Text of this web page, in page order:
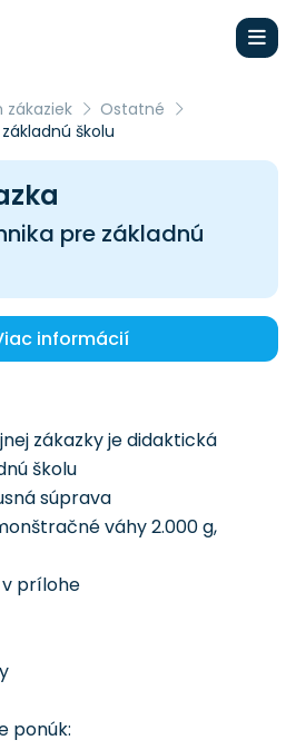
Ostatné
školu
pre základnú
informácií
zákazky je didaktická
školu
súprava
váhy 2.000 g,
prílohe
ponúk: